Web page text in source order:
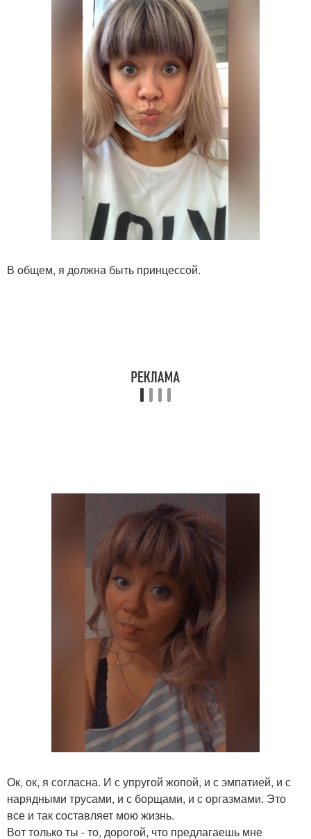
В общем, я должна быть принцессой.
Ок, ок, я согласна. И с упругой жопой, и с эмпатией, и с
нарядными трусами, и с борщами, и с оргазмами. Это
все и так составляет мою жизнь.
Вот только ты - то, дорогой, что предлагаешь мне